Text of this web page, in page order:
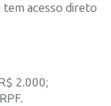
acesso direto
2.000;